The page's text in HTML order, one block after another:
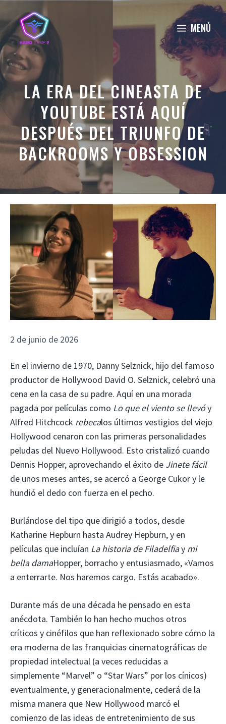
al
contenido
MENÚ
LA ERA DEL CINEASTA DE
YOUTUBE ESTÁ AQUÍ
DESPUÉS DEL TRIUNFO DE
BACKROOMS Y OBSESSION
2 de junio de 2026
En el invierno de 1970, Danny Selznick, hijo del famoso
productor de Hollywood David O. Selznick, celebró una
cena en la casa de su padre. Aquí en una morada
pagada por películas como Lo que el viento se llevóy
Alfred Hitchcock rebecalos últimos vestigios del viejo
Hollywood cenaron con las primeras personalidades
peludas del Nuevo Hollywood. Esto cristalizó cuando
Dennis Hopper, aprovechando el éxito de Jinete fácil
de unos meses antes, se acercó a George Cukor y le
hundió el dedo con fuerza en el pecho.
Burlándose del tipo que dirigió a todos, desde
Katharine Hepburn hasta Audrey Hepburn, y en
películas que incluían La historia de Filadelfiay mi
bella damaHopper, borracho y entusiasmado, «Vamos
a enterrarte. Nos haremos cargo. Estás acabado».
Durante más de una década he pensado en esta
anécdota. También lo han hecho muchos otros
críticos y cinéfilos que han reflexionado sobre cómo la
era moderna de las franquicias cinematográficas de
propiedad intelectual (a veces reducidas a
simplemente “Marvel” o “Star Wars” por los cínicos)
eventualmente, y generacionalmente, cederá de la
misma manera que New Hollywood marcó el
comienzo de las ideas de entretenimiento de sus